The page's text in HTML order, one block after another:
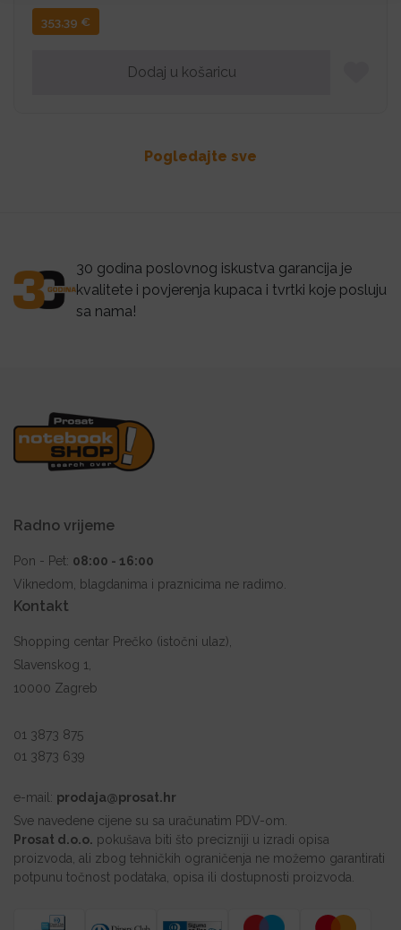
353,39 €
Dodaj u košaricu
Pogledajte sve
30 godina poslovnog iskustva garancija je
kvalitete i povjerenja kupaca i tvrtki koje posluju
sa nama!
Radno vrijeme
Pon - Pet: 08:00 - 16:00
Viknedom, blagdanima i praznicima ne radimo.
Kontakt
Shopping centar Prečko (istočni ulaz),
Slavenskog 1,
10000 Zagreb
01 3873 875
01 3873 639
e-mail: prodaja@prosat.hr
Sve navedene cijene su sa uračunatim PDV-om.
Prosat d.o.o. pokušava biti što precizniji u izradi opisa
proizvoda, ali zbog tehničkih ograničenja ne možemo garantirati
potpunu točnost podataka, opisa ili dostupnosti proizvoda.